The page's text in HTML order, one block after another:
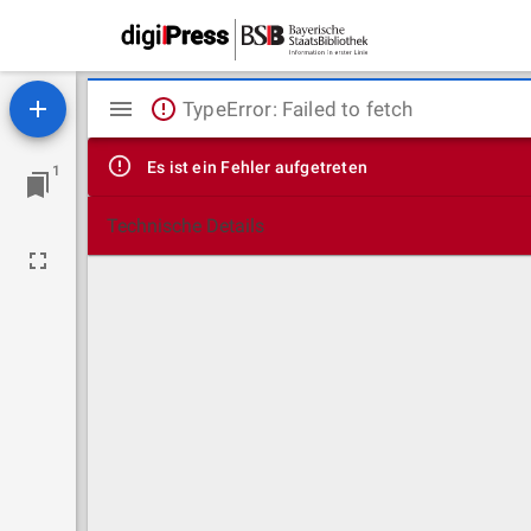
1
Mirador
Viewer
TypeError: Failed to fetch
Es ist ein Fehler aufgetreten
Technische Details